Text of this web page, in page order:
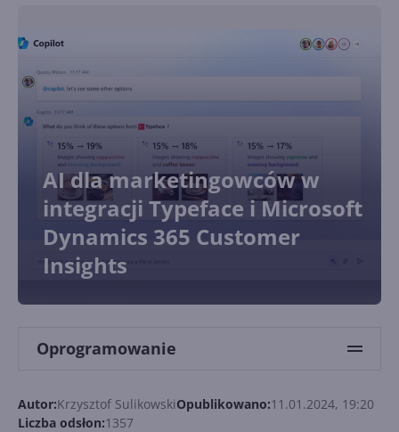
AI dla marketingowców w
integracji Typeface i Microsoft
Dynamics 365 Customer
Insights
Oprogramowanie
Autor:Krzysztof SulikowskiOpublikowano:11.01.2024, 19:20
Liczba odsłon:1357